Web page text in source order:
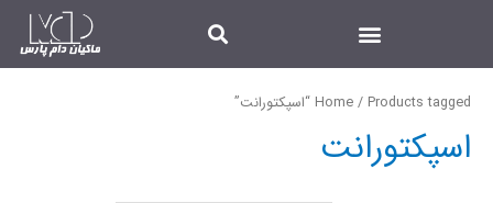
Home / Products tagged “اسپکتورانت”
اسپکتورانت